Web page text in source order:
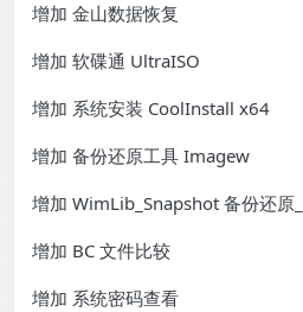
增加 金山数据恢复
增加 软碟通 UltraISO
增加 系统安装 CoolInstall x64
增加 备份还原工具 Imagew
增加 WimLib_Snapshot 备份还原
增加 BC 文件比较
增加 系统密码查看